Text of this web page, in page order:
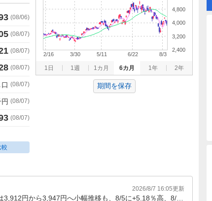
(08/06)
(08/07)
(08/07)
(08/07)
口 (08/07)
(08/07)
(08/07)
1日 1週 1カ月 6カ月 1年 2年
2,400
3,200
4,000
4,800
2/16 3/30 5/11 6/22 8/3
期間を保存
2026/8/7 16:05更新